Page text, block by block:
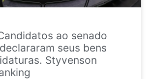
ao senado
seus bens
Styvenson